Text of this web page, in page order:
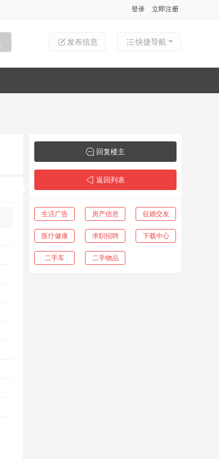
登录 立即注册
快捷导航
发布信息
回复楼主
返回列表
生活广告 房产信息 征婚交友
医疗健康 求职招聘 下载中心
二手车 二手物品